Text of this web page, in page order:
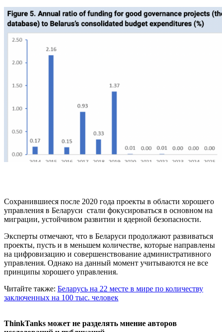
Сохранившиеся после 2020 года проекты в области хорошего
управления в Беларуси стали фокусироваться в основном на
миграции, устойчивом развитии и ядерной безопасности.
Эксперты отмечают, что в Беларуси продолжают развиваться
проекты, пусть и в меньшем количестве, которые направлены
на цифровизацию и совершенствование административного
управления. Однако на данный момент учитываются не все
принципы хорошего управления.
Читайте также: Беларусь на 22 месте в мире по количеству
заключенных на 100 тыс. человек
ThinkTanks может не разделять мнение авторов